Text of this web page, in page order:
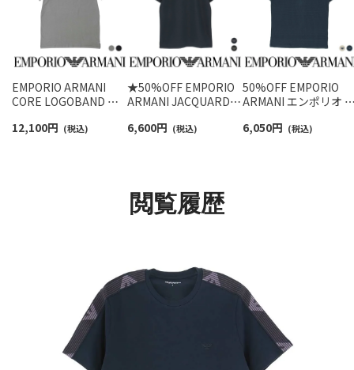
EMPORIO ARMANI
CORE LOGOBAND コ
ャツ EUサイズ メンズ
12,100円 (税込)
★50%OFF EMPORIO
ARMANI JACQUARD
SHIRT ヘンリーネック
6,600円 (税込)
50%OFF EMPORIO
ARMANI エンポリオ
TERRY ヘンリーネッ
6,050円 (税込)
閲覧履歴